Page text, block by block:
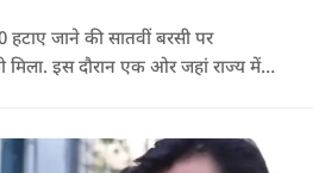
जाने की सातवीं बरसी पर
मिला. इस दौरान एक ओर जहां राज्य में